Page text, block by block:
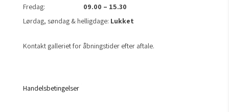
Fredag: 09.00 – 15.30
Lørdag, søndag & helligdage: Lukket
Kontakt galleriet for åbningstider efter aftale.
Handelsbetingelser